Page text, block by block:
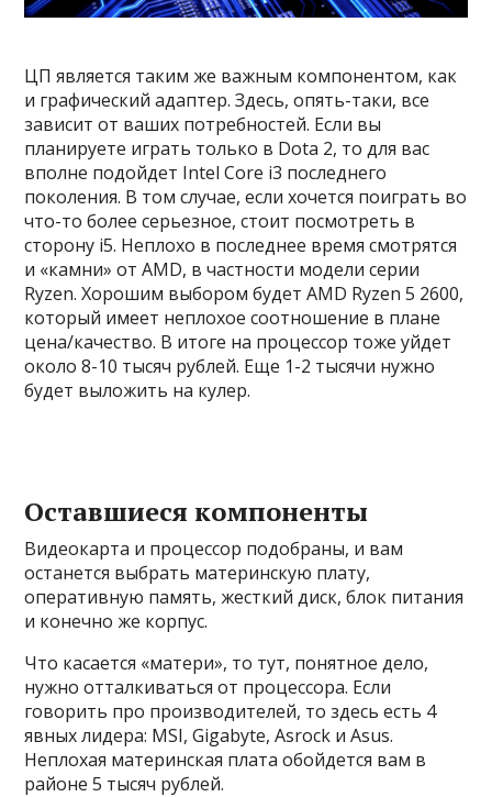
ЦП является таким же важным компонентом, как
и графический адаптер. Здесь, опять-таки, все
зависит от ваших потребностей. Если вы
планируете играть только в Dota 2, то для вас
вполне подойдет Intel Core i3 последнего
поколения. В том случае, если хочется поиграть во
что-то более серьезное, стоит посмотреть в
сторону i5. Неплохо в последнее время смотрятся
и «камни» от AMD, в частности модели серии
Ryzen. Хорошим выбором будет AMD Ryzen 5 2600,
который имеет неплохое соотношение в плане
цена/качество. В итоге на процессор тоже уйдет
около 8-10 тысяч рублей. Еще 1-2 тысячи нужно
будет выложить на кулер.
Оставшиеся компоненты
Видеокарта и процессор подобраны, и вам
останется выбрать материнскую плату,
оперативную память, жесткий диск, блок питания
и конечно же корпус.
Что касается «матери», то тут, понятное дело,
нужно отталкиваться от процессора. Если
говорить про производителей, то здесь есть 4
явных лидера: MSI, Gigabyte, Asrock и Asus.
Неплохая материнская плата обойдется вам в
районе 5 тысяч рублей.